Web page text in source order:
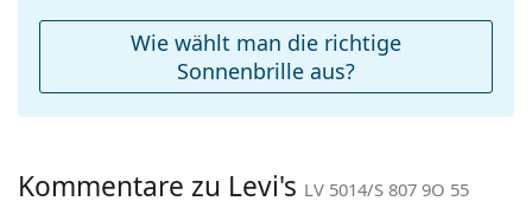
zu finden.
Weiteres
Damen
Verwendung:
Mode
Wie wählt man die richtige
Sonnenbrille aus?
Kommentare zu Levi's LV 5014/S 807 9O 55